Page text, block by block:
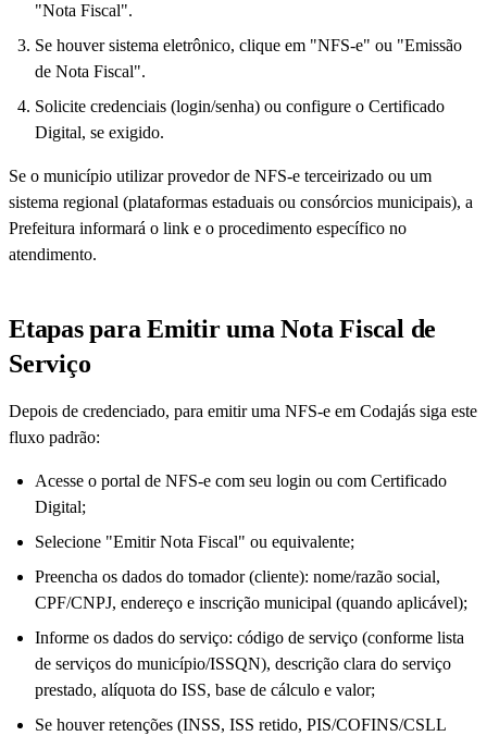
"Nota Fiscal".
Se houver sistema eletrônico, clique em "NFS-e" ou "Emissão
de Nota Fiscal".
Solicite credenciais (login/senha) ou configure o Certificado
Digital, se exigido.
Se o município utilizar provedor de NFS-e terceirizado ou um
sistema regional (plataformas estaduais ou consórcios municipais), a
Prefeitura informará o link e o procedimento específico no
atendimento.
Etapas para Emitir uma Nota Fiscal de
Serviço
Depois de credenciado, para emitir uma NFS-e em Codajás siga este
fluxo padrão:
Acesse o portal de NFS-e com seu login ou com Certificado
Digital;
Selecione "Emitir Nota Fiscal" ou equivalente;
Preencha os dados do tomador (cliente): nome/razão social,
CPF/CNPJ, endereço e inscrição municipal (quando aplicável);
Informe os dados do serviço: código de serviço (conforme lista
de serviços do município/ISSQN), descrição clara do serviço
prestado, alíquota do ISS, base de cálculo e valor;
Se houver retenções (INSS, ISS retido, PIS/COFINS/CSLL